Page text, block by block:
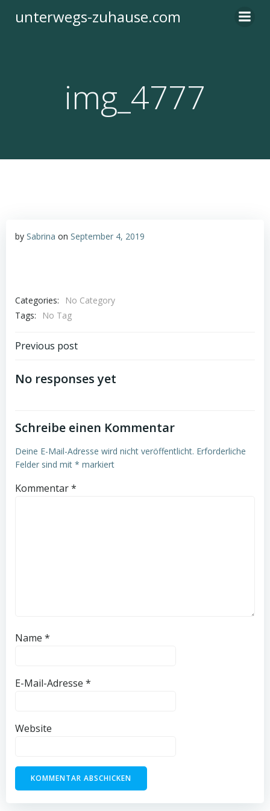
Inhalt
unterwegs-zuhause.com
img_4777
by Sabrina on September 4, 2019
Categories:
No Category
Tags:
No Tag
Post
navigation
Previous post
No responses yet
Schreibe einen Kommentar
Deine E-Mail-Adresse wird nicht veröffentlicht. Erforderliche
Felder sind mit * markiert
Kommentar*
Name *
E-Mail-Adresse *
Website